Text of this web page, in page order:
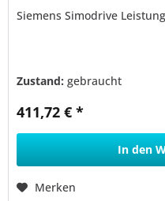
Siemens Simodrive
Zustand:gebraucht
411,72 € *
In den
Merken